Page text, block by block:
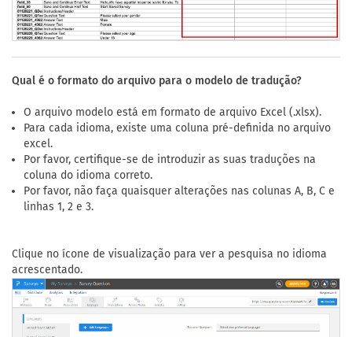
Qual é o formato do arquivo para o modelo de tradução?
O arquivo modelo está em formato de arquivo Excel (.xlsx).
Para cada idioma, existe uma coluna pré-definida no arquivo
excel.
Por favor, certifique-se de introduzir as suas traduções na
coluna do idioma correto.
Por favor, não faça quaisquer alterações nas colunas A, B, C e
linhas 1, 2 e 3.
Clique no ícone de visualização para ver a pesquisa no idioma
acrescentado.